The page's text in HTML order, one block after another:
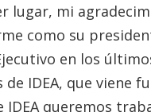
lugar, mi
como su
en los
de IDEA, que viene
IDEA queremos